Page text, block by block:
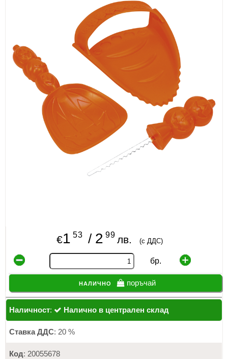
ИЗКУСТВА
МЕБЕЛИ И ОБОРУДВАНЕ
КАНЦЕЛАРСКИ МАТЕРИАЛИ
КНИГИ И УЧЕБНИЦИ
БДП
НОВИ
ПРОМОЦИИ
€1 53 / 2 99 лв. (с ДДС)
бр.
налично поръчай
Наличност: Налично в централен склад
Ставка ДДС: 20 %
Код: 20055678